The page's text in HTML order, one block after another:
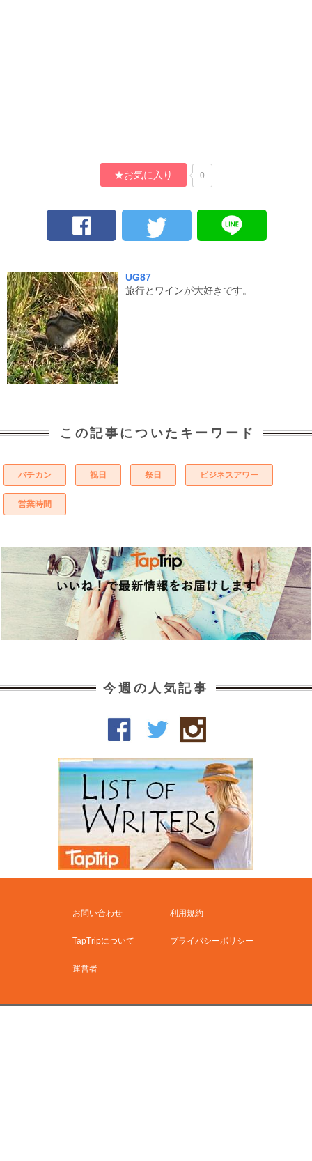
★お気に入り 0
UG87
旅行とワインが大好きです。
この記事についたキーワード
バチカン 祝日 祭日 ビジネスアワー
営業時間
今週の人気記事
お問い合わせ 利用規約
TapTripについて プライバシーポリシー
運営者